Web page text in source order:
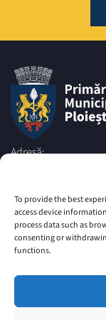
To provide the best
access device
process data such as
consenting or
functions.
Adresă:
Ploiesti, Judetul
Telefon:
+4 0244 516 699|+4
063
+4 0244 984
Email: